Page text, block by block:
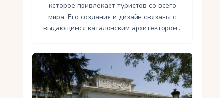
которое привлекает туристов со всего
мира. Его создание и дизайн связаны с
выдающимся каталонским архитектором…